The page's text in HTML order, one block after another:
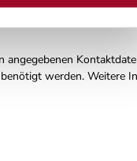
werden. Weitere